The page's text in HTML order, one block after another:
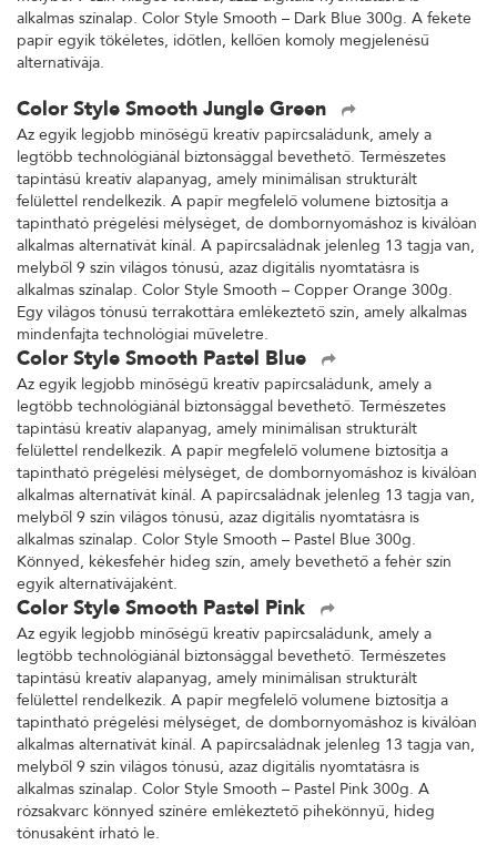
alkalmas színalap. Color Style Smooth – Dark Blue 300g. A fekete
papír egyik tökéletes, időtlen, kellően komoly megjelenésű
alternatívája.
Color Style Smooth Jungle Green
Az egyik legjobb minőségű kreatív papírcsaládunk, amely a
legtöbb technológiánál biztonsággal bevethető. Természetes
tapintású kreatív alapanyag, amely minimálisan strukturált
felülettel rendelkezik. A papír megfelelő volumene biztosítja a
tapintható prégelési mélységet, de dombornyomáshoz is kiválóan
alkalmas alternatívát kínál. A papírcsaládnak jelenleg 13 tagja van,
melyből 9 szín világos tónusú, azaz digitális nyomtatásra is
alkalmas színalap. Color Style Smooth – Copper Orange 300g.
Egy világos tónusú terrakottára emlékeztető szín, amely alkalmas
mindenfajta technológiai műveletre.
Color Style Smooth Pastel Blue
Az egyik legjobb minőségű kreatív papírcsaládunk, amely a
legtöbb technológiánál biztonsággal bevethető. Természetes
tapintású kreatív alapanyag, amely minimálisan strukturált
felülettel rendelkezik. A papír megfelelő volumene biztosítja a
tapintható prégelési mélységet, de dombornyomáshoz is kiválóan
alkalmas alternatívát kínál. A papírcsaládnak jelenleg 13 tagja van,
melyből 9 szín világos tónusú, azaz digitális nyomtatásra is
alkalmas színalap. Color Style Smooth – Pastel Blue 300g.
Könnyed, kékesfehér hideg szín, amely bevethető a fehér szín
egyik alternatívájaként.
Color Style Smooth Pastel Pink
Az egyik legjobb minőségű kreatív papírcsaládunk, amely a
legtöbb technológiánál biztonsággal bevethető. Természetes
tapintású kreatív alapanyag, amely minimálisan strukturált
felülettel rendelkezik. A papír megfelelő volumene biztosítja a
tapintható prégelési mélységet, de dombornyomáshoz is kiválóan
alkalmas alternatívát kínál. A papírcsaládnak jelenleg 13 tagja van,
melyből 9 szín világos tónusú, azaz digitális nyomtatásra is
alkalmas színalap. Color Style Smooth – Pastel Pink 300g. A
rózsakvarc könnyed színére emlékeztető pihekönnyű, hideg
tónusaként írható le.